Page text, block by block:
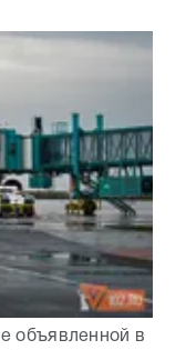
объявленной в